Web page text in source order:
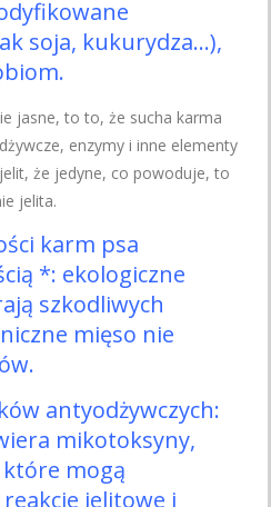
soja, kukurydza…),
jasne, to to, że sucha karma
enzymy i inne elementy
że jedyne, co powoduje, to
jelita.
karm psa
*: ekologiczne
szkodliwych
mięso nie
antyodżywczych:
mikotoksyny,
mogą
jelitowe i